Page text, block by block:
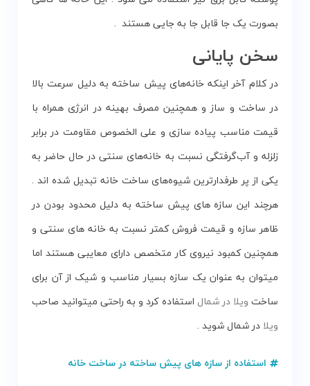
بصورت یک جا قابل جا به جایی هستند .
سخن پایانی
در کلام آخر اینکه خانه‌های پیش ساخته به دلیل سرعت بالا
در ساخت و ساز و همچنین مصرف بهینه در انرژی همراه با
قیمت مناسب پیاده سازی و علی الخصوص مقاومت در برابر
زلزله و آب‌گرفتگی نسبت به خانه‌های سنتی در حال حاضر به
یکی از پر طرفدارترین شیوه‌های ساخت خانه تبدیل شده اند .
هرچند این سازه های پیش ساخته به دلیل محدود بودن در
ظاهر سازه و قیمت فروش کمتر نسبت به خانه های سنتی و
همچنین کمبود نیروی کار متخصص دارای معایبی هستند اما
میتوان به عنوان یک سازه بسیار مناسب و شیک از آن برای
ساخت ویلا در شمال استفاده کرد و به راحتی میتوانید صاحب
ویلا در شمال شوید .
استفاده از سازه های پیش ساخته در ساخت خانه